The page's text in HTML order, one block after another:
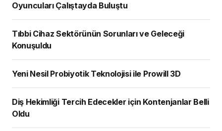
Oyuncuları Çalıştayda Buluştu
Tıbbi Cihaz Sektörünün Sorunları ve Geleceği
Konuşuldu
Yeni Nesil Probiyotik Teknolojisi ile Prowill 3D
Diş Hekimliği Tercih Edecekler için Kontenjanlar Belli
Oldu